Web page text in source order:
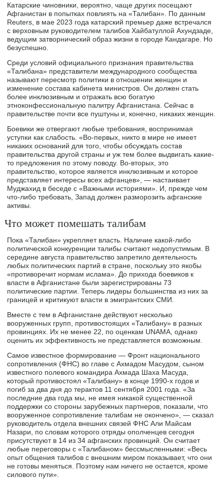
Катарские чиновники, вероятно, чаще других посещают
Афганистан в попытках повлиять на «Талибан». По данным
Reuters, в мае 2023 года катарский премьер даже встречался
с верховным руководителем талибов Хайбатуллой Ахундзаде,
ведущим затворнический образ жизни в городе Кандагаре. Но
безуспешно.
Среди условий официального признания правительства
«Талибана» представители международного сообщества
называют пересмотр политики в отношении женщин и
изменение состава кабинета министров. Он должен стать
более инклюзивным и отражать всю богатую
этноконфессиональную палитру Афганистана. Сейчас в
правительстве почти все пуштуны и, конечно, никаких женщин.
Боевики же отвергают любые требования, воспринимая
уступки как слабость. «Во-первых, никто в мире не имеет
никаких оснований для того, чтобы обсуждать состав
правительства другой страны и уж тем более выдвигать какие-
то предложения по этому поводу. Во-вторых, это
правительство, которое является инклюзивным и которое
представляет интересы всех афганцев», — настаивает
Муджахид в беседе с «Важными историями». И, прежде чем
что-либо требовать, Запад должен разморозить афганские
активы.
Что может помешать талибам
Пока «Талибан» укрепляет власть. Наличие какой-либо
политической конкуренции талибы считают недопустимым. В
середине августа правительство запретило деятельность
любых политических партий в стране, поскольку это якобы
«противоречит нормам ислама». До прихода боевиков к
власти в Афганистане были зарегистрированы 73
политические партии. Теперь лидеры большинства из них за
границей и критикуют власти в эмигрантских СМИ.
Вместе с тем в Афганистане действуют несколько
вооруженных групп, противостоящих «Талибану» в разных
провинциях. Их не менее 22, по оценкам UNAMA, однако
оценить их эффективность не представляется возможным.
Самое известное формирование — Фронт национального
сопротивления (ФНС) во главе с Ахмадом Масудом, сыном
известного полевого командира Ахмада Шаха Масуда,
который противостоял «Талибану» в конце 1990-х годов и
погиб за два дня до терактов 11 сентября 2001 года. «За
последние два года мы, не имея никакой существенной
поддержки со стороны зарубежных партнеров, показали, что
вооруженное сопротивление талибам не окончено», — сказал
руководитель отдела внешних связей ФНС Али Майсам
Назари, по словам которого отряды ополченцев сегодня
присутствуют в 14 из 34 афганских провинций. Он считает
любые переговоры с «Талибаном» бессмысленными: «Весь
опыт общения талибов с внешним миром показывает, что они
не готовы меняться. Поэтому нам ничего не остается, кроме
силового пути».